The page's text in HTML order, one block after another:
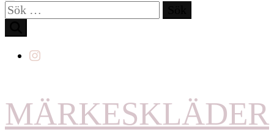
Sök
efter:
MÄRKESKLÄDER